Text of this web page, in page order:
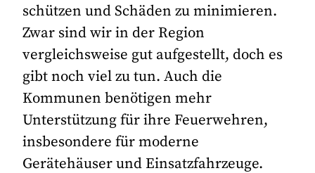
schützen und Schäden zu minimieren.
Zwar sind wir in der Region
vergleichsweise gut aufgestellt, doch es
gibt noch viel zu tun. Auch die
Kommunen benötigen mehr
Unterstützung für ihre Feuerwehren,
insbesondere für moderne
Gerätehäuser und Einsatzfahrzeuge.